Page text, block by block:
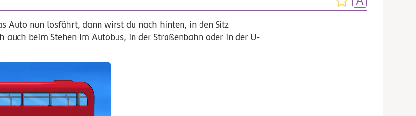
Auto nun losfährt, dann wirst du nach hinten, in den Sitz
auch beim Stehen im Autobus, in der Straßenbahn oder in der U-